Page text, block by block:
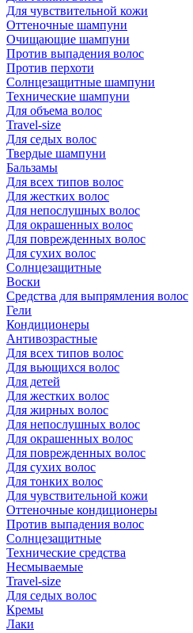
Для чувствительной кожи
Оттеночные шампуни
Очищающие шампуни
Против выпадения волос
Против перхоти
Солнцезащитные шампуни
Технические шампуни
Для объема волос
Travel-size
Для седых волос
Твердые шампуни
Бальзамы
Для всех типов волос
Для жестких волос
Для непослушных волос
Для окрашенных волос
Для поврежденных волос
Для сухих волос
Солнцезащитные
Воски
Средства для выпрямления волос
Гели
Кондиционеры
Антивозрастные
Для всех типов волос
Для вьющихся волос
Для детей
Для жестких волос
Для жирных волос
Для непослушных волос
Для окрашенных волос
Для поврежденных волос
Для сухих волос
Для тонких волос
Для чувствительной кожи
Оттеночные кондиционеры
Против выпадения волос
Солнцезащитные
Технические средства
Несмываемые
Travel-size
Для седых волос
Кремы
Лаки